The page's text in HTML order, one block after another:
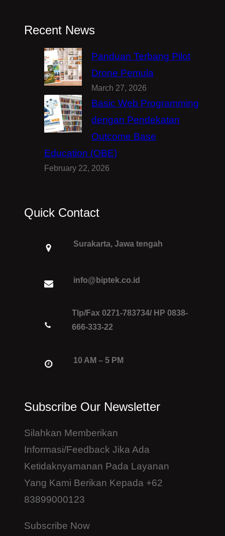
Recent News
Panduan Terbang Pilot
Drone Pemula
March 27, 2026
Basic Web Programming
dengan Pendekatan
Outcome Base
Education (OBE)
February 22, 2026
Quick Contact
Surakarta, Jawa tengah
info@biptek.co.id
Tlp/Fax 0271-783734/ HP 0838-
666-333-22
10 AM – 5 PM
Subscribe Our Newsletter
Silahkan Memberikan
Informasi/feedback Jika Ada
Ketidaknyamanan Pada Layanan
Yang Kami Berikan Kepada +62
83899000123
Subscribe Now